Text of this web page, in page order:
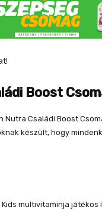
Boost
Nutra Családi Boost
készült, hogy
multivitaminja játékos